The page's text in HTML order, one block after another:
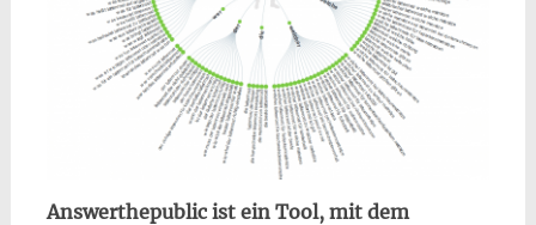
Answerthepublic ist ein Tool, mit dem